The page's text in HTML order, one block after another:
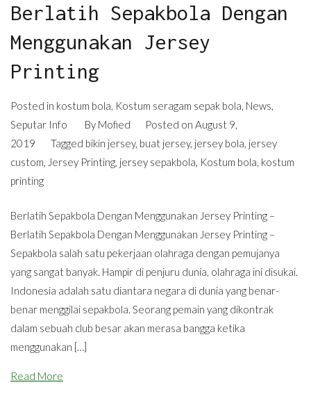
Berlatih Sepakbola Dengan
Menggunakan Jersey
Printing
Posted in kostum bola, Kostum seragam sepak bola, News,
Seputar Info
By Mofied Posted onAugust 9,
2019
Tagged bikin jersey, buat jersey, jersey bola, jersey
custom, Jersey Printing, jersey sepakbola, Kostum bola, kostum
printing
Berlatih Sepakbola Dengan Menggunakan Jersey Printing –
Berlatih Sepakbola Dengan Menggunakan Jersey Printing –
Sepakbola salah satu pekerjaan olahraga dengan pemujanya
yang sangat banyak. Hampir di penjuru dunia, olahraga ini disukai.
Indonesia adalah satu diantara negara di dunia yang benar-
benar menggilai sepakbola. Seorang pemain yang dikontrak
dalam sebuah club besar akan merasa bangga ketika
menggunakan […]
Read More